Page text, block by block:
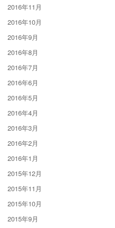
2016年11月
2016年10月
2016年9月
2016年8月
2016年7月
2016年6月
2016年5月
2016年4月
2016年3月
2016年2月
2016年1月
2015年12月
2015年11月
2015年10月
2015年9月